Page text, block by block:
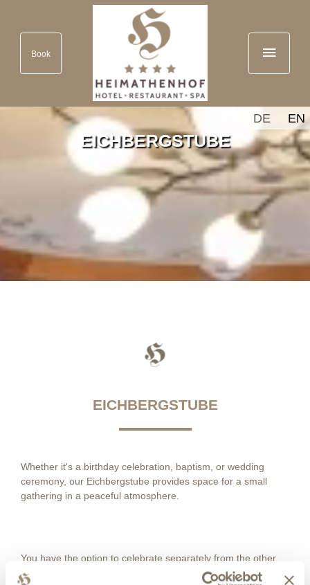
Book
DE EN
EICHBERGSTUBE
EICHBERGSTUBE
Whether it's a birthday celebration, baptism, or wedding
ceremony, our Eichbergstube provides space for a small
gathering in a peaceful atmosphere.
You have the option to celebrate separately from the other
spaces.